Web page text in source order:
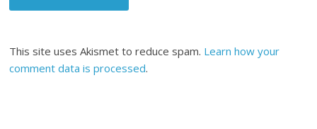
This site uses Akismet to reduce spam. Learn how your
comment data is processed.